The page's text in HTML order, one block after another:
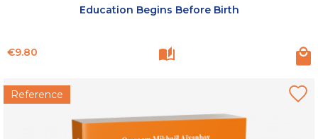
Education Begins Before Birth
Price
€9.80
Reference